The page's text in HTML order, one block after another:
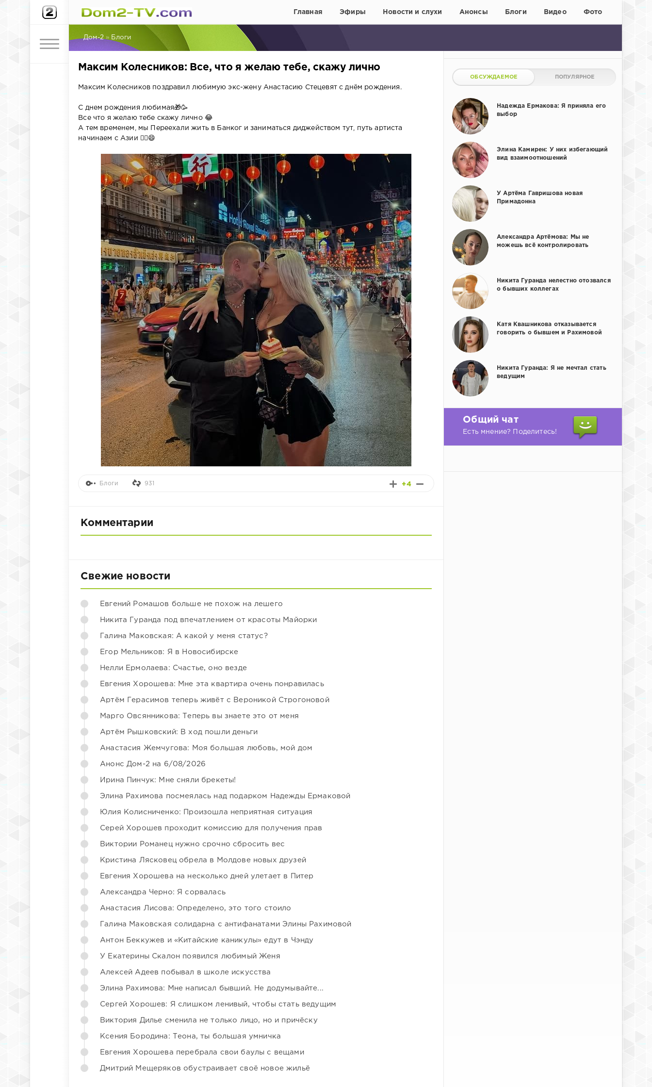
Главная Эфиры Новости и слухи Анонсы Блоги Видео Фото
Дом-2 » Блоги
Максим Колесников: Все, что я желаю тебе, скажу лично
Максим Колесников поздравил любимую экс-жену Анастасию Стецевят с днём рождения.
С днем рождения любимая🎁🥳
Все что я желаю тебе скажу лично 😂
А тем временем, мы Переехали жить в Банког и заниматься диджейством тут, путь артиста
начинаем с Азии ✌🏼😄
+4
Блоги 931
Комментарии
Свежие новости
Евгений Ромашов больше не похож на лешего
Никита Гуранда под впечатлением от красоты Майорки
Галина Маковская: А какой у меня статус?
Егор Мельников: Я в Новосибирске
Нелли Ермолаева: Счастье, оно везде
Евгения Хорошева: Мне эта квартира очень понравилась
Артём Герасимов теперь живёт с Вероникой Строгоновой
Марго Овсянникова: Теперь вы знаете это от меня
Артём Рышковский: В ход пошли деньги
Анастасия Жемчугова: Моя большая любовь, мой дом
Анонс Дом-2 на 6/08/2026
Ирина Пинчук: Мне сняли брекеты!
Элина Рахимова посмеялась над подарком Надежды Ермаковой
Юлия Колисниченко: Произошла неприятная ситуация
Серей Хорошев проходит комиссию для получения прав
Виктории Романец нужно срочно сбросить вес
Кристина Лясковец обрела в Молдове новых друзей
Евгения Хорошева на несколько дней улетает в Питер
Александра Черно: Я сорвалась
Анастасия Лисова: Определено, это того стоило
Галина Маковская солидарна с антифанатами Элины Рахимовой
Антон Беккужев и «Китайские каникулы» едут в Чэнду
У Екатерины Скалон появился любимый Женя
Алексей Адеев побывал в школе искусства
Элина Рахимова: Мне написал бывший. Не додумывайте...
Сергей Хорошев: Я слишком ленивый, чтобы стать ведущим
Виктория Дилье сменила не только лицо, но и причёску
Ксения Бородина: Теона, ты большая умничка
Евгения Хорошева перебрала свои баулы с вещами
Дмитрий Мещеряков обустраивает своё новое жильё
ОБСУЖДАЕМОЕ ПОПУЛЯРНОЕ
Надежда Ермакова: Я приняла его
выбор
Элина Камирен: У них избегающий
вид взаимоотношений
У Артёма Гавришова новая
Примадонна
Александра Артёмова: Мы не
можешь всё контролировать
Никита Гуранда нелестно отозвался
о бывших коллегах
Катя Квашникова отказывается
говорить о бывшем и Рахимовой
Никита Гуранда: Я не мечтал стать
ведущим
Общий чат
Есть мнение? Поделитесь!